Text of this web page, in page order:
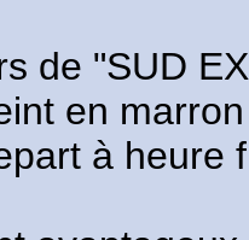
de "SUD
en
à heure